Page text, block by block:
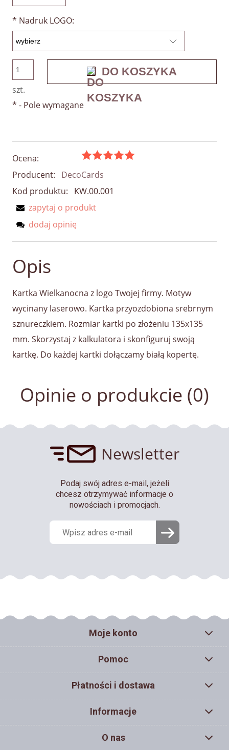
* Nadruk LOGO:
szt.
DO KOSZYKA
* - Pole wymagane
Ocena:
Producent:
DecoCards
Kod produktu:
KW.00.001
zapytaj o produkt
dodaj opinię
Opis
Kartka Wielkanocna z logo Twojej firmy. Motyw
wycinany laserowo. Kartka przyozdobiona srebrnym
sznureczkiem. Rozmiar kartki po złożeniu 135x135
mm. Skorzystaj z kalkulatora i skonfiguruj swoją
kartkę. Do każdej kartki dołączamy białą kopertę.
Opinie o produkcie (0)
Newsletter
Podaj swój adres e-mail, jeżeli
chcesz otrzymywać informacje o
nowościach i promocjach.
Moje konto
Pomoc
Płatności i dostawa
Informacje
O nas